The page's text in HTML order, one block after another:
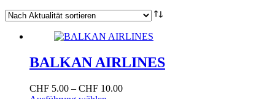
BALKAN AIRLINES
CHF 5.00 – CHF 10.00Preisspanne: